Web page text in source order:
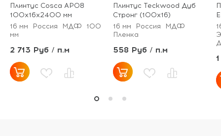
Плинтус Сosca AP08
100x16x2400 мм
16 мм
Россия МДФ
100
мм
2 713 Руб / п.м
Плинтус Teckwood Дуб
Стронг (100х16)
16 мм
Россия
МДФ
Пленка
558 Руб / п.м